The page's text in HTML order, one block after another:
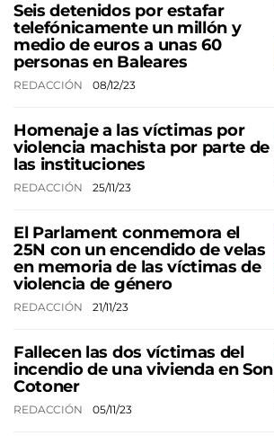
Seis detenidos por estafar
telefónicamente un millón y
medio de euros a unas 60
personas en Baleares
REDACCIÓN 08/12/23
Homenaje a las víctimas por
violencia machista por parte de
las instituciones
REDACCIÓN 25/11/23
El Parlament conmemora el
25N con un encendido de velas
en memoria de las víctimas de
violencia de género
REDACCIÓN 21/11/23
Fallecen las dos víctimas del
incendio de una vivienda en Son
Cotoner
REDACCIÓN 05/11/23